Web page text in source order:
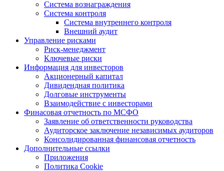
Система вознаграждения
Система контроля
Система внутреннего контроля
Внешний аудит
Управление рисками
Риск-менеджмент
Ключевые риски
Информация для инвесторов
Акционерный капитал
Дивидендная политика
Долговые инструменты
Взаимодействие с инвеcторами
Финасовая отчетность по МСФО
Заявление об ответственности руководства
Аудиторское заключение независимых аудиторов
Консолидированная финансовая отчетность
Дополнительные ссылки
Приложения
Политика Cookie